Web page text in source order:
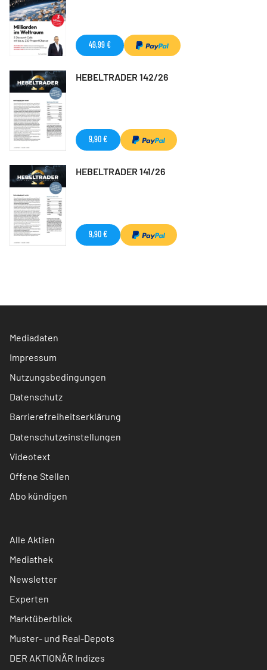
49,99 €
HEBELTRADER 142/26
9,90 €
HEBELTRADER 141/26
9,90 €
Mediadaten
Impressum
Nutzungsbedingungen
Datenschutz
Barrierefreiheitserklärung
Datenschutzeinstellungen
Videotext
Offene Stellen
Abo kündigen
Alle Aktien
Mediathek
Newsletter
Experten
Marktüberblick
Muster- und Real-Depots
DER AKTIONÄR Indizes